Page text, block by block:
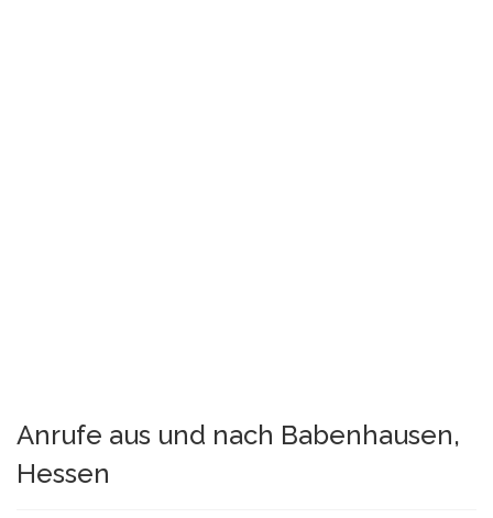
Anrufe aus und nach Babenhausen,
Hessen